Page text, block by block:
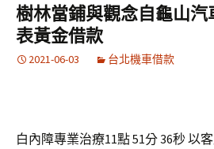
樹林當鋪與觀念自龜山
表黃金借款
2021-06-03 台北機車借款
白內障專業治療11點 51分 36秒以